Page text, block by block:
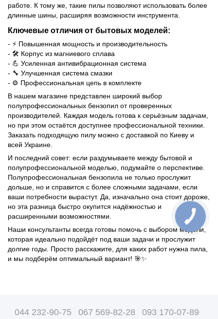
работе. К тому же, такие пилы позволяют использовать более
длинные шины, расширяя возможности инструмента.
Ключевые отличия от бытовых моделей:
- ⚡ Повышенная мощность и производительность
- 🛠️ Корпус из магниевого сплава
- 💪 Усиленная антивибрационная система
- 🔧 Улучшенная система смазки
- ⚙️ Профессиональная цепь в комплекте
В нашем магазине представлен широкий выбор
полупрофессиональных бензопил от проверенных
производителей. Каждая модель готова к серьёзным задачам,
но при этом остаётся доступнее профессиональной техники.
Заказать подходящую пилу можно с доставкой по Киеву и
всей Украине.
И последний совет: если раздумываете между бытовой и
полупрофессиональной моделью, подумайте о перспективе.
Полупрофессиональная бензопила не только прослужит
дольше, но и справится с более сложными задачами, если
ваши потребности вырастут. Да, изначально она стоит дороже,
но эта разница быстро окупится надёжностью и
расширенными возможностями.
Наши консультанты всегда готовы помочь с выбором модели,
которая идеально подойдёт под ваши задачи и прослужит
долгие годы. Просто расскажите, для каких работ нужна пила,
и мы подберём оптимальный вариант! 🎯✨
044 232-90-75 067 569-82-28 093 170-07-89